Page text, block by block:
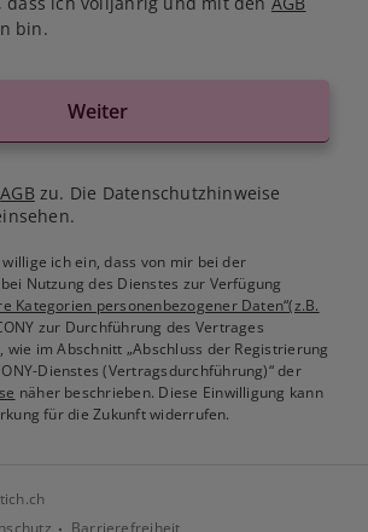
bin.
Weiter
AGB zu. Die Datenschutzhinweise
ich ein, dass von mir bei der
Nutzung des Dienstes zur Verfügung
Kategorien personenbezogener Daten“(z.B.
zur Durchführung des Vertrages
im Abschnitt „Abschluss der Registrierung
Dienstes (Vertragsdurchführung)“ der
näher beschrieben. Diese Einwilligung kann
für die Zukunft widerrufen.
Barrierefreiheit